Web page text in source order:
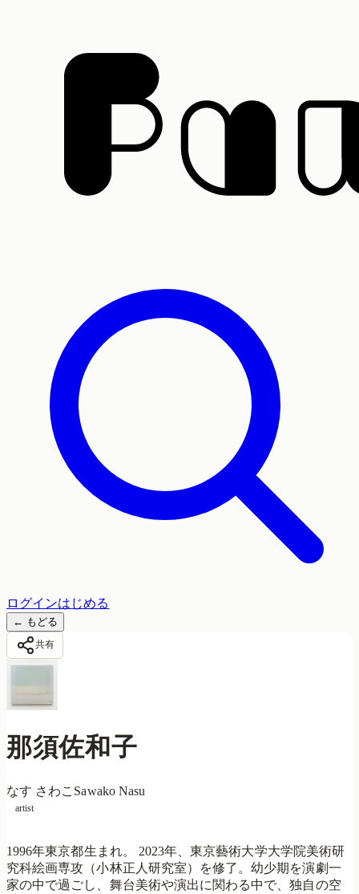
ログインはじめる
← もどる
共有
那須佐和子
なす さわこ Sawako Nasu
artist
1996年東京都生まれ。 2023年、東京藝術大学大学院美術研
究科絵画専攻（小林正人研究室）を修了。幼少期を演劇一
家の中で過ごし、舞台美術や演出に関わる中で、独自の空